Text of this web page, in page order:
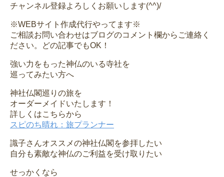
チャンネル登録よろしくお願いします(^^)/
※WEBサイト作成代行やってます※
ご相談お問い合わせはブログのコメント欄からご連絡く
ださい。どの記事でもOK！
強い力をもった神仏のいる寺社を
巡ってみたい方へ
神社仏閣巡りの旅を
オーダーメイドいたします！
詳しくはこちらから
スピのち晴れ：旅プランナー
識子さんオススメの神社仏閣を参拝したい
自分も素敵な神仏のご利益を受け取りたい
せっかくなら